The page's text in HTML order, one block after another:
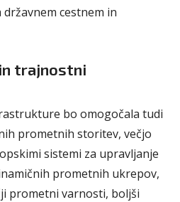
cestnem in
trajnostni
bo omogočala tudi
prometnih storitev, večjo
sistemi za upravljanje
prometnih ukrepov,
prometni varnosti, boljši